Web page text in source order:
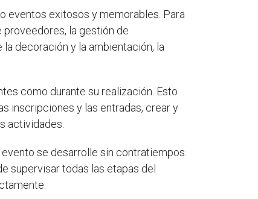
eventos exitosos y memorables. Para
proveedores, la gestión de
decoración y la ambientación, la
como durante su realización. Esto
inscripciones y las entradas, crear y
actividades.
se desarrolle sin contratiempos.
supervisar todas las etapas del